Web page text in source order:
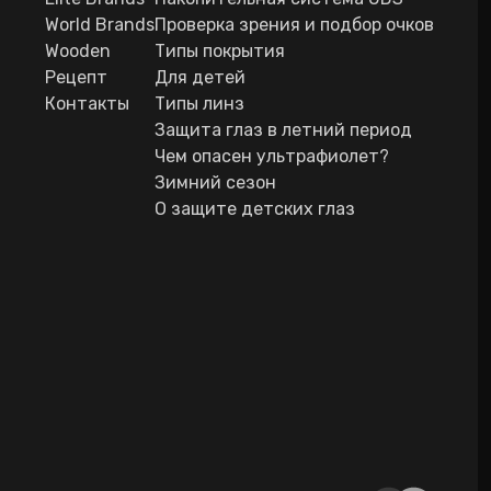
World Brands
Wooden
Рецепт
Контакты
Проверка зрения и подбор очков
Типы покрытия
Для детей
Типы линз
Защита глаз в летний период
Чем опасен ультрафиолет?
Зимний сезон
О защите детских глаз